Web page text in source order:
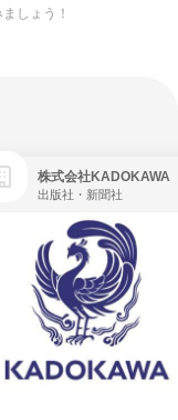
しょう！
株式会社KADOKAWA
出版社・新聞社